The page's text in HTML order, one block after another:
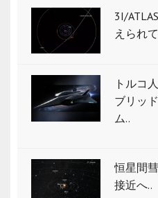
3I/
えられ
トルコ
ブリッ
ム..
恒星間
接近へ..